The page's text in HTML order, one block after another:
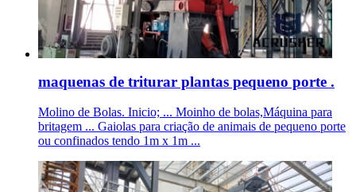
maquenas de triturar plantas pequeno porte .
Molino de Bolas. Inicio; ... Moinho de bolas,Máquina para
britagem ... Gaiolas para criação de animais de pequeno porte
ou confinados tendo 1m x 1m ...